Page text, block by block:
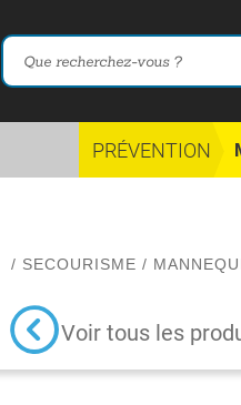
PRÉVENTION
/ SECOURISME /
Voir tous les